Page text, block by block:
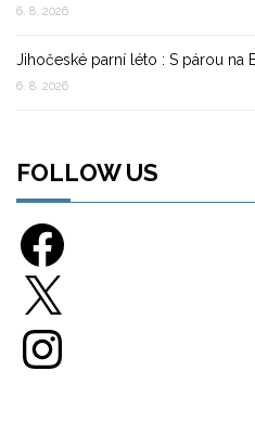
6. 8. 2026
Jihočeské parní léto : S párou na
6. 8. 2026
FOLLOW US
Facebook
Instagram